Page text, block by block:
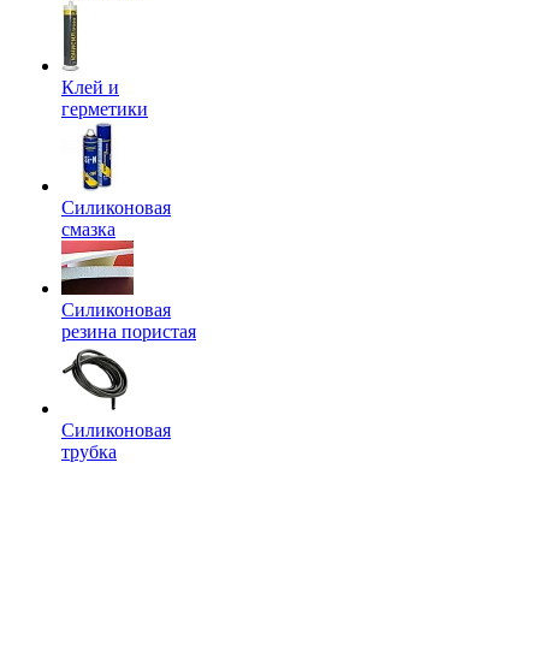
Клей и
герметики
Силиконовая
смазка
Силиконовая
резина пористая
Силиконовая
трубка